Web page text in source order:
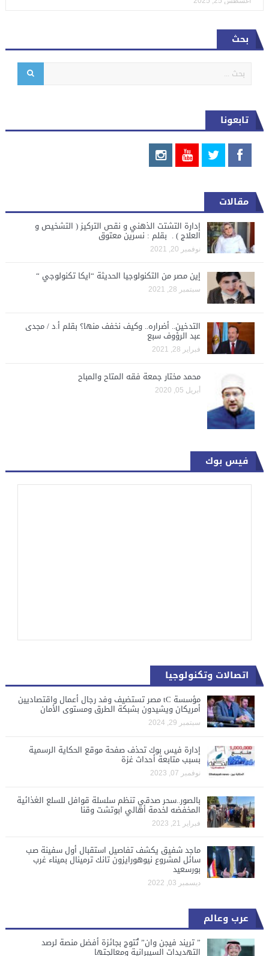
بحث
تابعونا
مقالات
إدارة التشتت الذهني و نقص التركيز ( التشخيص و
العلاج ) . بقلم : نسرين معتوق
نوفمبر 20, 2021
إين مصر من التكنولوجيا الحديثة “ايكا تكنولوجي “
سبتمبر 28, 2021
التدخين.. أضراره.. وكيف نخفف منها؟ بقلم أ.د / مجدى
عبد الرؤوف سبع
فبراير 28, 2021
محمد مختار جمعة فقه المتاح والمباح
أبريل 05, 2020
فيس بوك
اتصالات وتكنولوجيا
مؤسسة tC مصر تستضيف وفد رجال أعمال واقتصاديين
أمريكان ويشيدون بشبكة الطرق ومستوى الأمان
سبتمبر 29, 2024
إدارة فيس بوك تحذف صفحة موقع الحكاية الرسمية
بسبب متابعة أحداث غزة
نوفمبر 07, 2023
بالصور..سحر صدقي تنظم سلسلة قوافل للسلع الغذائية
المخفضه لخدمة أهالي ابوتشت وقنا
فبراير 21, 2023
ماجد شفيق يكشف تفاصيل استقبال أول سفينة صب
سائل لمشروع نيوهورايزون تانك ترمينال بميناء غرب
بورسعيد
ديسمبر 03, 2022
عرب وعالم
” تريند فيجن وان” تُتوج بجائزة أفضل منصة لرصد
التهديدات السيبرانية ومعالجتها